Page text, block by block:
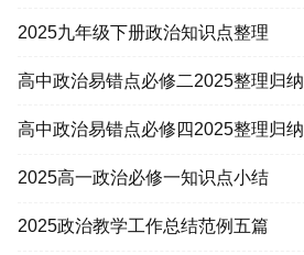
2025九年级下册政治知识点整理
高中政治易错点必修二2025整理归纳
高中政治易错点必修四2025整理归纳
2025高一政治必修一知识点小结
2025政治教学工作总结范例五篇